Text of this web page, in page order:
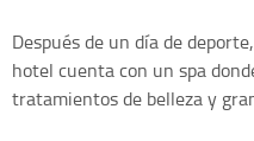
Después de un día de
hotel cuenta con un spa
tratamientos de belleza y